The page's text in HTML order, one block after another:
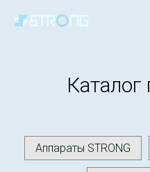
Каталог
Аппараты STRONG